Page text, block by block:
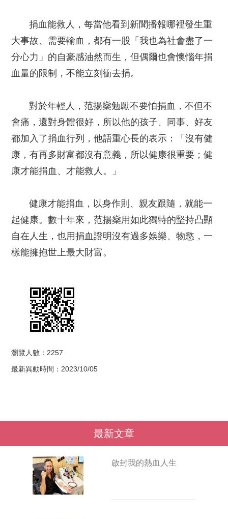
捐血能救人，每當他看到新聞播報哪裡發生重
大事故、需要輸血，都有一股「我也為社會盡了一
分心力」的自豪感油然而生，但偶爾也會懊惱年捐
血量的限制，不能立刻衝去捐。
對於年輕人，范揚燊勉勵不要怕捐血，不但不
會痛，還對身體很好，所以他的孩子、同事、好友
都加入了捐血行列，他語重心長的表示：「沒有健
康，有再多財富都沒有意義，所以健康很重要；健
康才能捐血、才能救人。」
健康才能捐血，以身作則、親友跟隨，就能一
起健康。數十年來，范揚燊用如此獨特的堅持凸顯
自在人生，也用捐血證明沒有過多娛樂、物慾，一
樣能擁抱世上最大財富。
瀏覽人數：2257
最新異動時間：2023/10/05
最新文章
啟封我的熱血人生